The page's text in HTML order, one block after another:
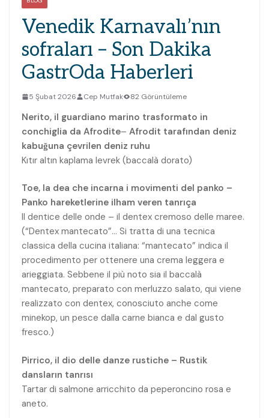
Venedik Karnavalı’nın
sofraları – Son Dakika
GastrOda Haberleri
5 Şubat 2026 Cep Mutfak 82 Görüntüleme
Nerito, il guardiano marino trasformato in
conchiglia da Afrodite– Afrodit tarafından deniz
kabuğuna çevrilen deniz ruhu
Kıtır altın kaplama levrek (baccalà dorato)
Toe, la dea che incarna i movimenti del panko –
Panko hareketlerine ilham veren tanrıça
Il dentice delle onde – il dentex cremoso delle maree.
(“Dentex mantecato”… Si tratta di una tecnica
classica della cucina italiana: “mantecato” indica il
procedimento per ottenere una crema leggera e
arieggiata. Sebbene il più noto sia il baccalà
mantecato, preparato con merluzzo salato, qui viene
realizzato con dentex, conosciuto anche come
minekop, un pesce dalla carne bianca e dal gusto
fresco.)
Pirrico, il dio delle danze rustiche – Rustik
dansların tanrısı
Tartar di salmone arricchito da peperoncino rosa e
aneto.